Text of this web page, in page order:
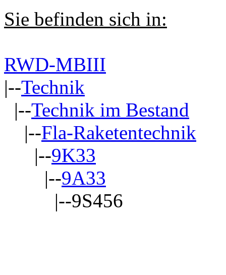
Sie befinden sich in:
RWD-MBIII
|--Technik
|--Technik im Bestand
|--Fla-Raketentechnik
|--9K33
|--9A33
|--9S456